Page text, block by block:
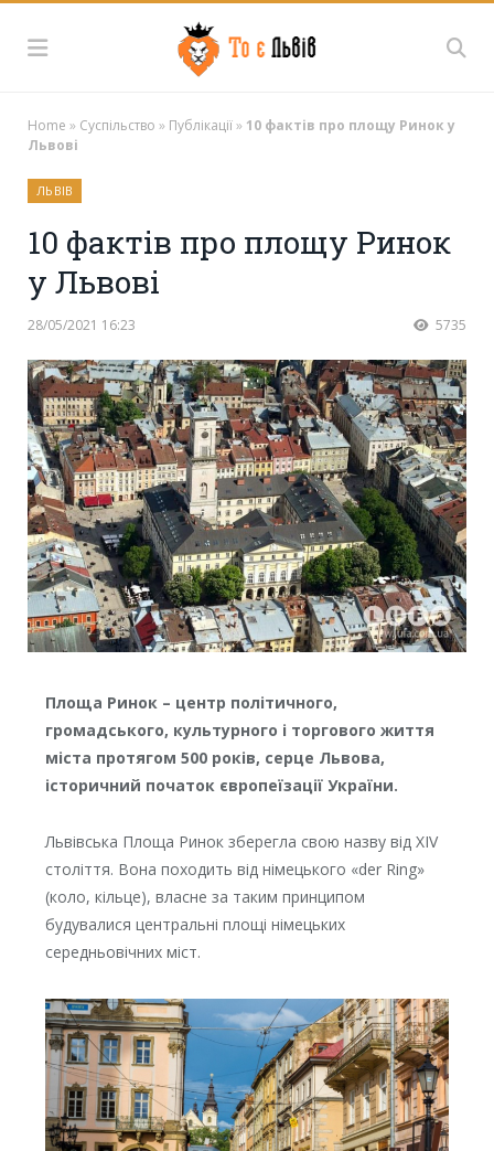
Home » Суспільство » Публікації» 10 фактів про площу Ринок у
Львові
ЛЬВІВ
10 фактів про площу Ринок
у Львові
28/05/2021 16:23 5735
Площа Ринок – центр політичного,
громадського, культурного і торгового життя
міста протягом 500 років, серце Львова,
історичний початок європеїзації України.
Львівська Площа Ринок зберегла свою назву від ХІV
століття. Вона походить від німецького «der Ring»
(коло, кільце), власне за таким принципом
будувалися центральні площі німецьких
середньовічних міст.